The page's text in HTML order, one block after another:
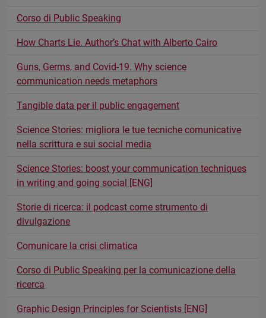
Corso di Public Speaking
How Charts Lie. Author’s Chat with Alberto Cairo
Guns, Germs, and Covid-19. Why science
communication needs metaphors
Tangible data per il public engagement
Science Stories: migliora le tue tecniche comunicative
nella scrittura e sui social media
Science Stories: boost your communication techniques
in writing and going social [ENG]
Storie di ricerca: il podcast come strumento di
divulgazione
Comunicare la crisi climatica
Corso di Public Speaking per la comunicazione della
ricerca
Graphic Design Principles for Scientists [ENG]